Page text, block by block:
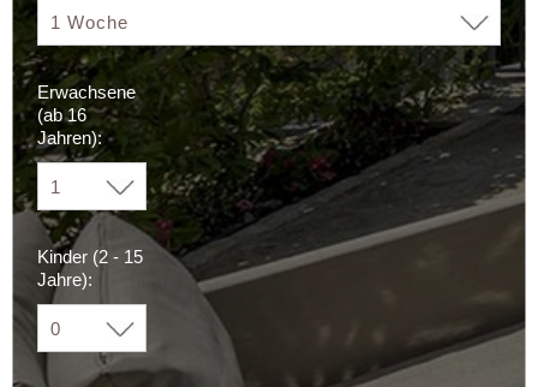
Erwachsene
(ab 16
Jahren):
Kinder (2 - 15
Jahre):